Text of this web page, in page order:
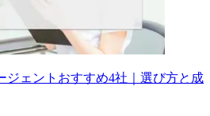
ジェントおすすめ4社｜選び方と成